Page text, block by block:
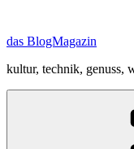
springen
das BlogMagazin
kultur, technik, genuss,